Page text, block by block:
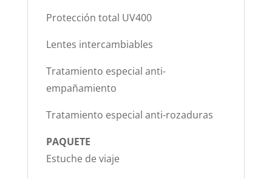
Protección total UV400
Lentes intercambiables
Tratamiento especial anti-
empañamiento
Tratamiento especial anti-rozaduras
PAQUETE
Estuche de viaje